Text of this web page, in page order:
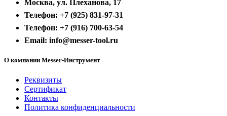
Москва, ул. Плеханова, 17
Телефон: +7 (925) 831-97-31
Телефон: +7 (916) 700-63-54
Email: info@messer-tool.ru
О компании Messer-Инструмент
Реквизиты
Сертификат
Контакты
Политика конфиденциальности